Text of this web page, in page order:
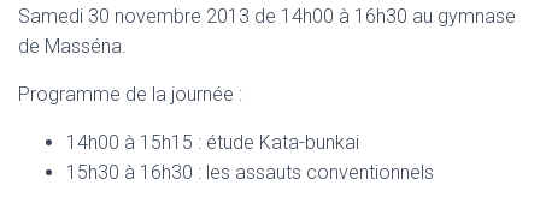
Samedi 30 novembre 2013 de 14h00 à 16h30 au gymnase
de Masséna.
Programme de la journée :
14h00 à 15h15 : étude Kata-bunkai
15h30 à 16h30 : les assauts conventionnels